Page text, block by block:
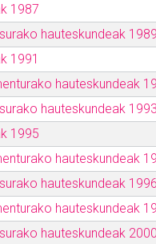
1987
hauteskundeak 1989
1991
hauteskundeak
hauteskundeak 1993
1995
hauteskundeak
hauteskundeak 1996
hauteskundeak
hauteskundeak 2000